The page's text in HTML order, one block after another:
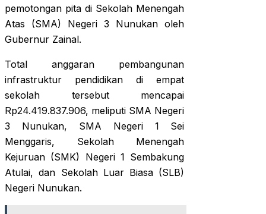
pemotongan pita di Sekolah Menengah
Atas (SMA) Negeri 3 Nunukan oleh
Gubernur Zainal.
Total anggaran pembangunan
infrastruktur pendidikan di empat
sekolah tersebut mencapai
Rp24.419.837.906, meliputi SMA Negeri
3 Nunukan, SMA Negeri 1 Sei
Menggaris, Sekolah Menengah
Kejuruan (SMK) Negeri 1 Sembakung
Atulai, dan Sekolah Luar Biasa (SLB)
Negeri Nunukan.